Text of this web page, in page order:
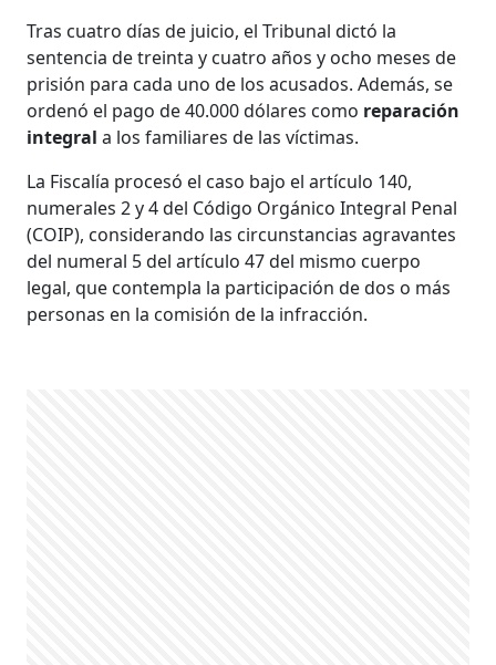
Tras cuatro días de juicio, el Tribunal dictó la
sentencia de treinta y cuatro años y ocho meses de
prisión para cada uno de los acusados. Además, se
ordenó el pago de 40.000 dólares como reparación
integral a los familiares de las víctimas.
La Fiscalía procesó el caso bajo el artículo 140,
numerales 2 y 4 del Código Orgánico Integral Penal
(COIP), considerando las circunstancias agravantes
del numeral 5 del artículo 47 del mismo cuerpo
legal, que contempla la participación de dos o más
personas en la comisión de la infracción​.